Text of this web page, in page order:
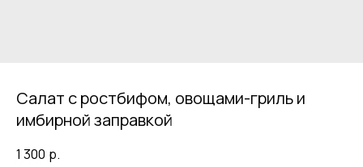
Салат с ростбифом, овощами-гриль и
имбирной заправкой
1 300 р.